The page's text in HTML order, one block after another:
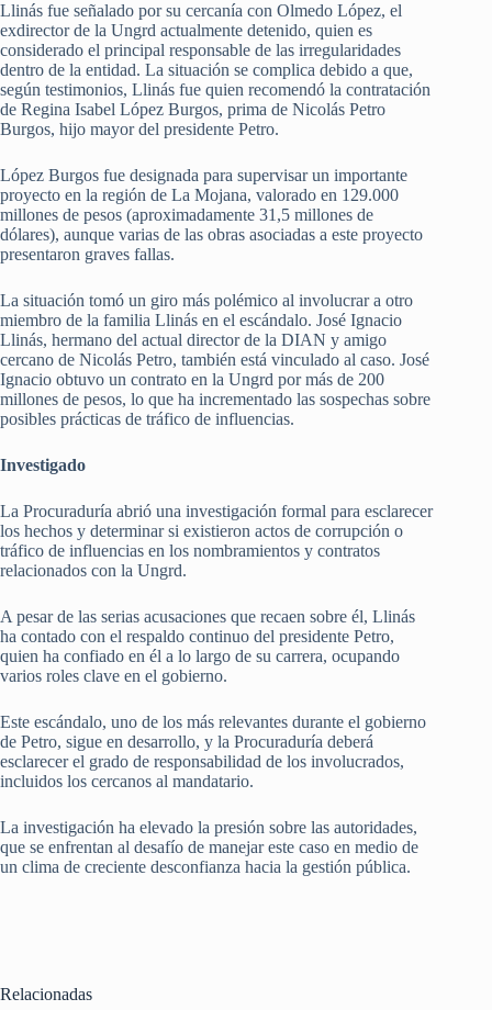
Llinás fue señalado por su cercanía con Olmedo López, el
exdirector de la Ungrd actualmente detenido, quien es
considerado el principal responsable de las irregularidades
dentro de la entidad. La situación se complica debido a que,
según testimonios, Llinás fue quien recomendó la contratación
de Regina Isabel López Burgos, prima de Nicolás Petro
Burgos, hijo mayor del presidente Petro.
López Burgos fue designada para supervisar un importante
proyecto en la región de La Mojana, valorado en 129.000
millones de pesos (aproximadamente 31,5 millones de
dólares), aunque varias de las obras asociadas a este proyecto
presentaron graves fallas.
La situación tomó un giro más polémico al involucrar a otro
miembro de la familia Llinás en el escándalo. José Ignacio
Llinás, hermano del actual director de la DIAN y amigo
cercano de Nicolás Petro, también está vinculado al caso. José
Ignacio obtuvo un contrato en la Ungrd por más de 200
millones de pesos, lo que ha incrementado las sospechas sobre
posibles prácticas de tráfico de influencias.
Investigado
La Procuraduría abrió una investigación formal para esclarecer
los hechos y determinar si existieron actos de corrupción o
tráfico de influencias en los nombramientos y contratos
relacionados con la Ungrd.
A pesar de las serias acusaciones que recaen sobre él, Llinás
ha contado con el respaldo continuo del presidente Petro,
quien ha confiado en él a lo largo de su carrera, ocupando
varios roles clave en el gobierno.
Este escándalo, uno de los más relevantes durante el gobierno
de Petro, sigue en desarrollo, y la Procuraduría deberá
esclarecer el grado de responsabilidad de los involucrados,
incluidos los cercanos al mandatario.
La investigación ha elevado la presión sobre las autoridades,
que se enfrentan al desafío de manejar este caso en medio de
un clima de creciente desconfianza hacia la gestión pública.
Relacionadas